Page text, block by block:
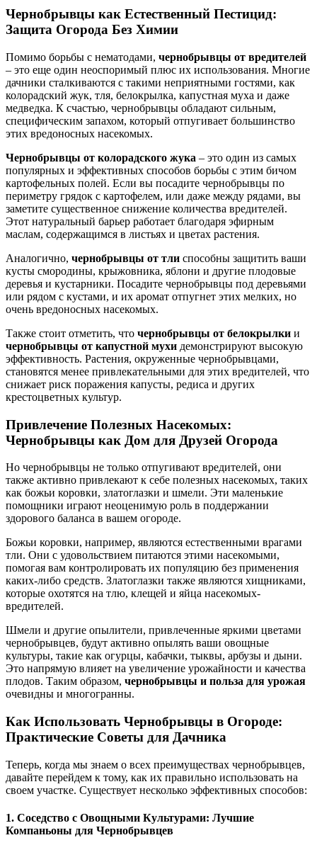
Чернобрывцы как Естественный Пестицид:
Защита Огорода Без Химии
Помимо борьбы с нематодами, чернобрывцы от вредителей
– это еще один неоспоримый плюс их использования. Многие
дачники сталкиваются с такими неприятными гостями, как
колорадский жук, тля, белокрылка, капустная муха и даже
медведка. К счастью, чернобрывцы обладают сильным,
специфическим запахом, который отпугивает большинство
этих вредоносных насекомых.
Чернобрывцы от колорадского жука – это один из самых
популярных и эффективных способов борьбы с этим бичом
картофельных полей. Если вы посадите чернобрывцы по
периметру грядок с картофелем, или даже между рядами, вы
заметите существенное снижение количества вредителей.
Этот натуральный барьер работает благодаря эфирным
маслам, содержащимся в листьях и цветах растения.
Аналогично, чернобрывцы от тли способны защитить ваши
кусты смородины, крыжовника, яблони и другие плодовые
деревья и кустарники. Посадите чернобрывцы под деревьями
или рядом с кустами, и их аромат отпугнет этих мелких, но
очень вредоносных насекомых.
Также стоит отметить, что чернобрывцы от белокрылки и
чернобрывцы от капустной мухи демонстрируют высокую
эффективность. Растения, окруженные чернобрывцами,
становятся менее привлекательными для этих вредителей, что
снижает риск поражения капусты, редиса и других
крестоцветных культур.
Привлечение Полезных Насекомых:
Чернобрывцы как Дом для Друзей Огорода
Но чернобрывцы не только отпугивают вредителей, они
также активно привлекают к себе полезных насекомых, таких
как божьи коровки, златоглазки и шмели. Эти маленькие
помощники играют неоценимую роль в поддержании
здорового баланса в вашем огороде.
Божьи коровки, например, являются естественными врагами
тли. Они с удовольствием питаются этими насекомыми,
помогая вам контролировать их популяцию без применения
каких-либо средств. Златоглазки также являются хищниками,
которые охотятся на тлю, клещей и яйца насекомых-
вредителей.
Шмели и другие опылители, привлеченные яркими цветами
чернобрывцев, будут активно опылять ваши овощные
культуры, такие как огурцы, кабачки, тыквы, арбузы и дыни.
Это напрямую влияет на увеличение урожайности и качества
плодов. Таким образом, чернобрывцы и польза для урожая
очевидны и многогранны.
Как Использовать Чернобрывцы в Огороде:
Практические Советы для Дачника
Теперь, когда мы знаем о всех преимуществах чернобрывцев,
давайте перейдем к тому, как их правильно использовать на
своем участке. Существует несколько эффективных способов:
1. Соседство с Овощными Культурами: Лучшие
Компаньоны для Чернобрывцев